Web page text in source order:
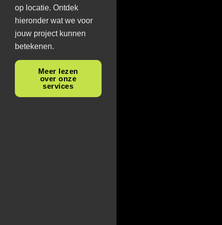
op locatie. Ontdek
hieronder wat we voor
jouw project kunnen
betekenen.
Meer lezen
over onze
services